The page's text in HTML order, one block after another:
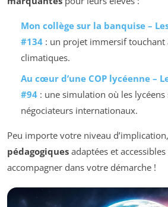
Mon collège sur la banquise –
#134: un projet immersif touchant
climatiques.
Au cœur d’une COP lycéenne –
#94: une simulation où les lycéens
négociateurs internationaux.
Peu importe votre niveau
pédagogiques adaptées et
accompagner dans votre démarche !